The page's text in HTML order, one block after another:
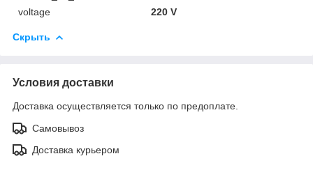
voltage
220 V
Скрыть
Условия доставки
Доставка осуществляется только по предоплате.
Самовывоз
Доставка курьером